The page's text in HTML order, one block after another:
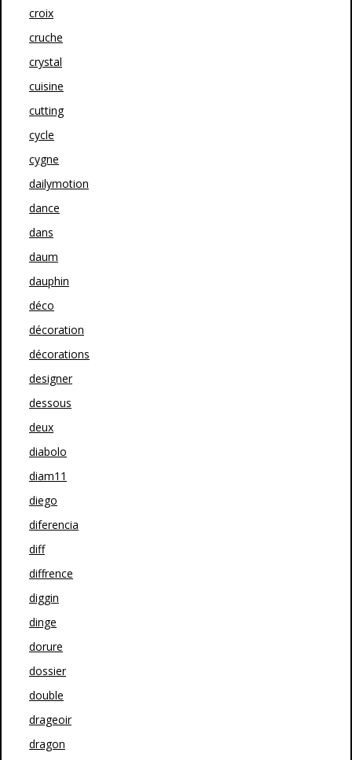
croix
cruche
crystal
cuisine
cutting
cycle
cygne
dailymotion
dance
dans
daum
dauphin
déco
décoration
décorations
designer
dessous
deux
diabolo
diam11
diego
diferencia
diff
diffrence
diggin
dinge
dorure
dossier
double
drageoir
dragon